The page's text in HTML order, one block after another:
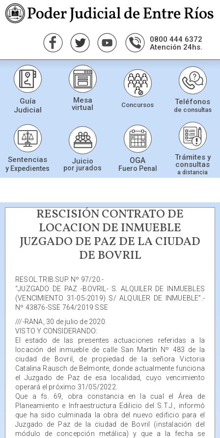
0800 444 6372
Atención 24hs.
Guía
Judicial
Mesa
virtual
Concursos Teléfonos
de consultas
Sentencias
y Expedientes
Juicio
por jurados
OGA
Fuero Penal
Trámites y
consultas
a distancia
RESCISIÓN CONTRATO DE
LOCACION DE INMUEBLE
JUZGADO DE PAZ DE LA CIUDAD
DE BOVRIL
RESOL.TRIB.SUP. Nº 97/20.-
“JUZGADO DE PAZ -BOVRIL- S. ALQUILER DE INMUEBLES
(VENCIMIENTO 31-05-2019) S/ ALQUILER DE INMUEBLE”.-
Nº 43876-SSE 764/2019 SSE
///-RANA, 30 de julio de 2020.
VISTO Y CONSIDERANDO:
El estado de las presentes actuaciones referidas a la
locación del inmueble de calle San Martín Nº 483 de la
ciudad de Bovril, de propiedad de la señora Victoria
Catalina Rausch de Belmonte, donde actualmente funciona
el Juzgado de Paz de esa localidad, cuyo vencimiento
operará el próximo 31/05/2022.
Que a fs. 69, obra constancia en la cual el Área de
Planeamiento e Infraestructura Edilicio del S.T.J., informó
que ha sido culminada la obra del nuevo edificio para el
Juzgado de Paz de la ciudad de Bovril (instalación del
módulo de concepción metálica) y que a la fecha se